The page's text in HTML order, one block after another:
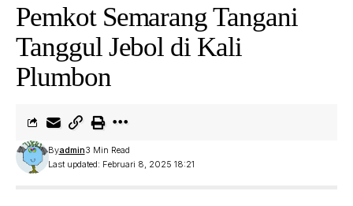
Pemkot Semarang Tangani
Tanggul Jebol di Kali
Plumbon
Last updated: Februari 8, 2025 18:21
Byadmin3 Min Read